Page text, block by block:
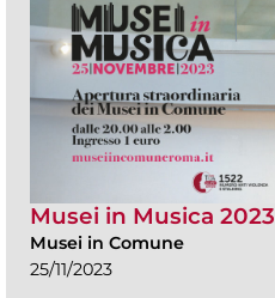
Musei in Musica 2023
Musei in Comune
25/11/2023